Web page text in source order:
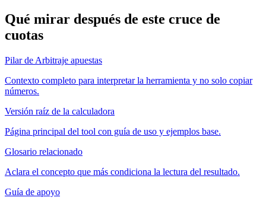
Qué mirar después de este cruce de
cuotas
Pilar de Arbitraje apuestas
Contexto completo para interpretar la herramienta y no solo copiar
números.
Versión raíz de la calculadora
Página principal del tool con guía de uso y ejemplos base.
Glosario relacionado
Aclara el concepto que más condiciona la lectura del resultado.
Guía de apoyo